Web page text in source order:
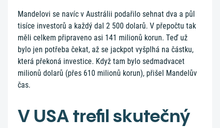
Mandelovi se navíc v Austrálii podařilo sehnat dva a půl
tisíce investorů a každý dal 2 500 dolarů. V přepočtu tak
měli celkem připraveno asi 141 milionů korun. Teď už
bylo jen potřeba čekat, až se jackpot vyšplhá na částku,
která překoná investice. Když tam bylo sedmadvacet
milionů dolarů (přes 610 milionů korun), přišel Mandelův
čas.
V USA trefil skutečný